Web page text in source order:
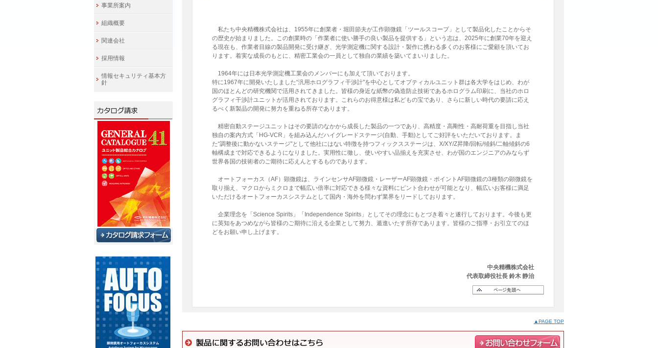
私たち中央精機株式会社は、1955年に創業者・堀田節夫が工作顕微鏡「ツールスコープ」として製品化したことからそ
の歴史が始まりました。この創業時の「作業者に使い勝手の良い製品を提供する」という志は、2025年に創業70年を迎え
る現在も、作業者目線の製品開発に受け継ぎ、光学測定機に関する設計・製作に携わる多くのお客様にご愛顧を頂いてお
ります。着実な成長のもとに、精密工業会の一員として独自の業績を築いてまいりました。
1964年には日本光学測定機工業会のメンバーにも加えて頂いております。
特に1967年に開発いたしました“汎用ホログラフィ干渉計"を中心としてオプティカルユニット群は各大学をはじめ、わが
国のほとんどの研究機関で活用されてきました。皆様の身近な紙幣の偽造防止技術であるホログラム印刷に、当社のホロ
グラフィ干渉計ユニットが活用されております。これらのお得意様は私どもの宝であり、さらに新しい時代の要請に応え
るべく新製品の開発に努力を重ねる所存であります。
精密自動ステージユニットはその要請のなかから成長した製品の一つであり、高精度・高剛性・高耐荷重を目指し当社
独自の案内方式「HG-VCR」を組み込んだハイグレードステージ(自動、手動)としてご好評をいただいております。ま
た“調整後に動かないステージ"として他社にはない特徴を持つフィックスステージは、X/XY/Z昇降/回転/傾斜/二軸傾斜の6
軸構成まで対応できるようになりました。実用性に徹し、使いやすい品揃えを充実させ、わが国のエンジニアのみならず
世界各国の技術者のご期待に応えんとするものであります。
オートフォーカス（AF）顕微鏡は、ラインセンサAF顕微鏡・レーザーAF顕微鏡・ポイントAF顕微鏡の3種類の顕微鏡を
取り揃え、マクロからミクロまで幅広い倍率に対応できる様々な資料にピント合わせが可能となり、幅広いお客様に満足
いただけるオートフォーカスシステムとして国内・海外を問わず業界をリードしております。
企業理念を「Science Spirits」「Independence Spirits」としてその理念にもとづき着々と遂行しております。今後も更
に英知をあつめながら皆様のご期待に沿える企業として努力、遁進いたす所存であります。皆様のご指導・お引立てのほ
どをお願い申し上げます。
中央精機株式会社
代表取締役社長 鈴木 静治
▲PAGE TOP
事業所案内
組織概要
関連会社
採用情報
情報セキュリティ基本方
針